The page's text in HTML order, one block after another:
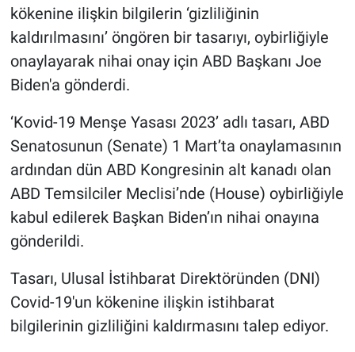
kökenine ilişkin bilgilerin ‘gizliliğinin
kaldırılmasını’ öngören bir tasarıyı, oybirliğiyle
onaylayarak nihai onay için ABD Başkanı Joe
Biden'a gönderdi.
‘Kovid-19 Menşe Yasası 2023’ adlı tasarı, ABD
Senatosunun (Senate) 1 Mart’ta onaylamasının
ardından dün ABD Kongresinin alt kanadı olan
ABD Temsilciler Meclisi’nde (House) oybirliğiyle
kabul edilerek Başkan Biden’ın nihai onayına
gönderildi.
Tasarı, Ulusal İstihbarat Direktöründen (DNI)
Covid-19'un kökenine ilişkin istihbarat
bilgilerinin gizliliğini kaldırmasını talep ediyor.